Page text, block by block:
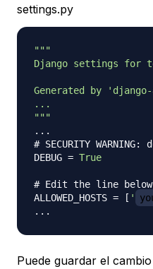
settings.py
"""
Django settings for
Generated by
...
"""
. . .
# SECURITY
DEBUG = True
# Edit the line below
ALLOWED_HOSTS = [ '
. . .
Puede guardar el